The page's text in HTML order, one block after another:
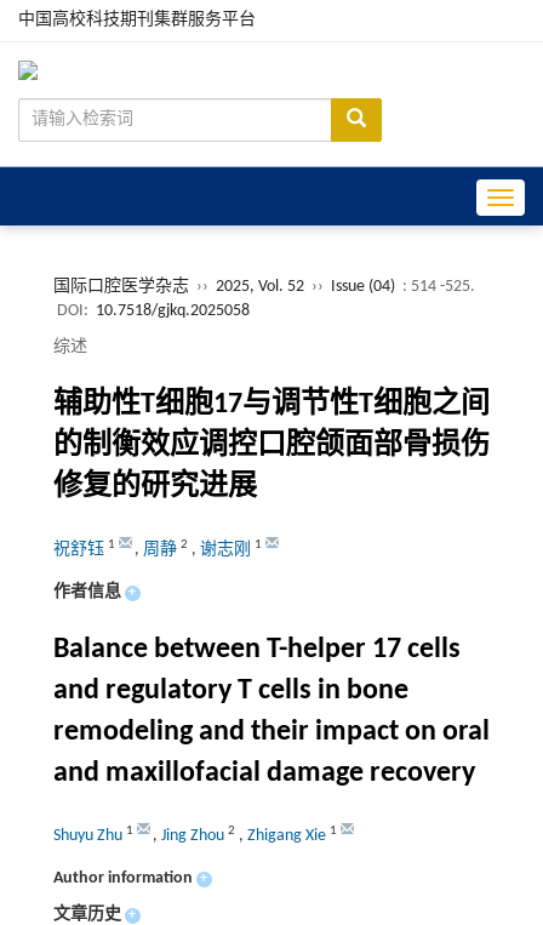
中国高校科技期刊集群服务平台
国际口腔医学杂志 ›› 2025, Vol. 52 ›› Issue (04) : 514 -525.
DOI: 10.7518/gjkq.2025058
综述
辅助性T细胞17与调节性T细胞之间
的制衡效应调控口腔颌面部骨损伤
修复的研究进展
祝舒钰 1 , 周静 2 , 谢志刚 1
作者信息 +
Balance between T-helper 17 cells
and regulatory T cells in bone
remodeling and their impact on oral
and maxillofacial damage recovery
Shuyu Zhu 1 , Jing Zhou 2 , Zhigang Xie 1
Author information +
文章历史 +